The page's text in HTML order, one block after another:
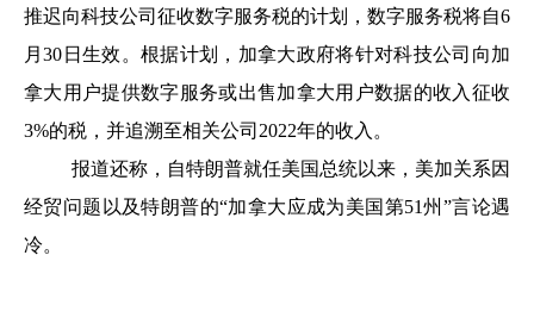
推迟向科技公司征收数字服务税的计划，数字服务税将自6
月30日生效。根据计划，加拿大政府将针对科技公司向加
拿大用户提供数字服务或出售加拿大用户数据的收入征收
3%的税，并追溯至相关公司2022年的收入。
报道还称，自特朗普就任美国总统以来，美加关系因
经贸问题以及特朗普的“加拿大应成为美国第51州”言论遇
冷。